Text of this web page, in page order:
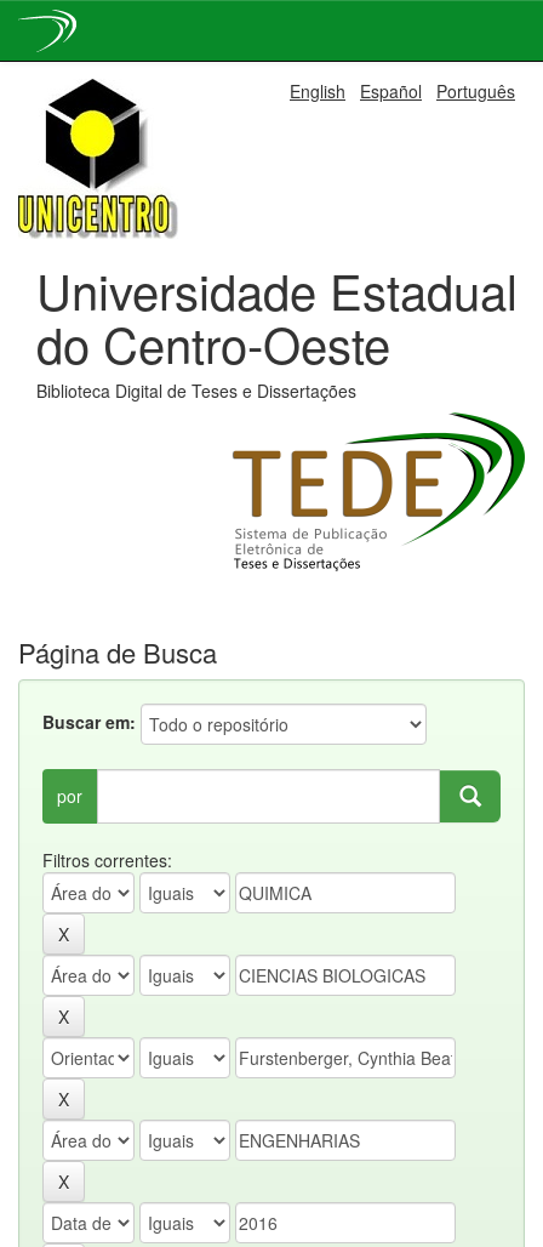
navigation
English Español Português
Universidade Estadual
do Centro-Oeste
Biblioteca Digital de Teses e Dissertações
Página de Busca
Buscar em:
por
Filtros correntes: